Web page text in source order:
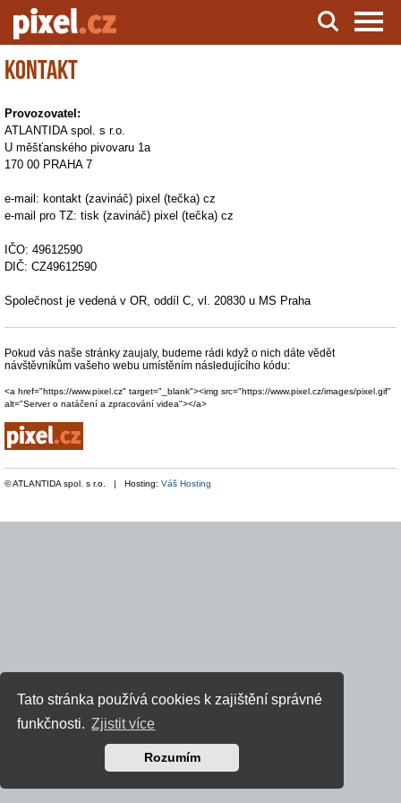
Tato stránka používá cookies k zajištění správné
funkčnosti. Zjistit více
Rozumím
Server o natáčení a zpracování videa
Kontakt
Provozovatel:
ATLANTIDA spol. s r.o.
U měšťanského pivovaru 1a
170 00 PRAHA 7
e-mail: kontakt (zavináč) pixel (tečka) cz
e-mail pro TZ: tisk (zavináč) pixel (tečka) cz
IČO: 49612590
DIČ: CZ49612590
Společnost je vedená v OR, oddíl C, vl. 20830 u MS Praha
Pokud vás naše stránky zaujaly, budeme rádi když o nich dáte vědět
návštěvníkům vašeho webu umístěním následujícího kódu:
<a href="https://www.pixel.cz" target="_blank"><img src="https://www.pixel.cz/images/pixel.gif"
alt="Server o natáčení a zpracování videa"></a>
© ATLANTIDA spol. s r.o. | Hosting: Váš Hosting